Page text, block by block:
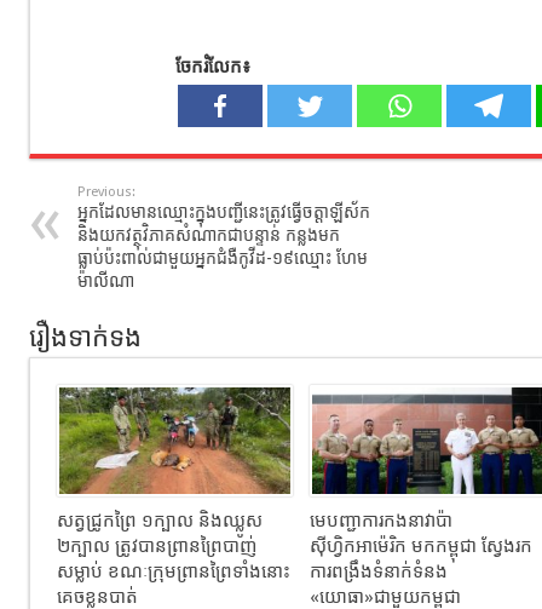
ចែករំលែក៖
Previous:
អ្នកដែលមានឈ្មោះក្នុងបញ្ជីនេះត្រូវធ្វើចត្តាឡីស័ក
និងយកវត្ថុវិភាគសំណាកជាបន្ទាន់ កន្លងមក
ធ្លាប់ប៉ះពាល់ជាមួយអ្នកជំងឺកូវីដ-១៩ឈ្មោះ ហែម
ម៉ាលីណា
រឿងទាក់ទង
សត្វជ្រូកព្រៃ ១ក្បាល និងឈ្លូស
២ក្បាល​ ត្រូវបានព្រានព្រៃបាញ់
សម្លាប់​ ខណៈ​ក្រុមព្រានព្រៃទាំងនោះ
គេចខ្លួនបាត់
មេបញ្ជាការកងនាវាប៉ា
ស៊ីហ្វិកអាម៉េរិក មកកម្ពុជា ស្វែងរក
ការពង្រឹងទំនាក់ទំនង
«យោធា»ជាមួយកម្ពុជា